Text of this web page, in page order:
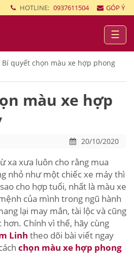
HOTLINE: 0937611504 GÓP Ý
☰
Bí quyết chọn màu xe hợp phong
màu xe hợp
20/10/2020
xa xưa luôn cho rằng mua
nhỏ như một chiếc xe máy thì
cho hợp tuổi, nhất là màu xe
của mình trong ngũ hành
lại may mắn, tài lộc và cũng
Chính vì thế, hãy cùng
Linh theo dõi bài viết ngay
chọn màu xe hợp phong